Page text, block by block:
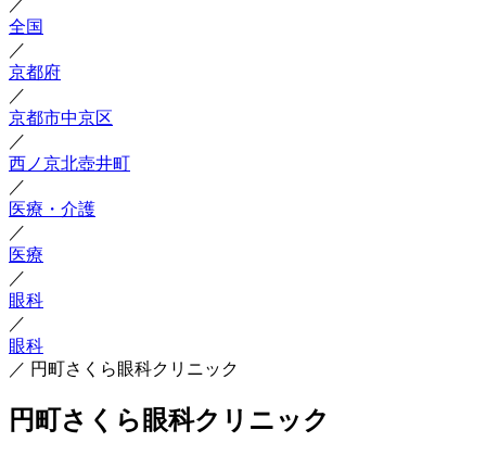
／
全国
／
京都府
／
京都市中京区
／
西ノ京北壺井町
／
医療・介護
／
医療
／
眼科
／
眼科
／ 円町さくら眼科クリニック
円町さくら眼科クリニック